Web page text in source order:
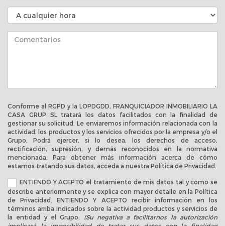
Conforme al RGPD y la LOPDGDD, FRANQUICIADOR INMOBILIARIO LA
CASA GRUP SL tratará los datos facilitados con la finalidad de
gestionar su solicitud. Le enviaremos información relacionada con la
actividad, los productos y los servicios ofrecidos por la empresa y/o el
Grupo. Podrá ejercer, si lo desea, los derechos de acceso,
rectificación, supresión, y demás reconocidos en la normativa
mencionada. Para obtener más información acerca de cómo
estamos tratando sus datos, acceda a nuestra Política de Privacidad .
ENTIENDO Y ACEPTO el tratamiento de mis datos tal y como se
describe anteriormente y se explica con mayor detalle en la Política
de Privacidad . ENTIENDO Y ACEPTO recibir información en los
términos arriba indicados sobre la actividad productos y servicios de
la entidad y el Grupo.
(Su negativa a facilitarnos la autorización